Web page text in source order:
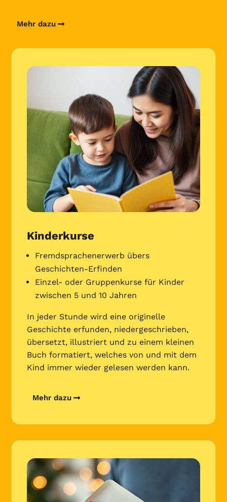
Mehr dazu
Kinderkurse
Fremdsprachenerwerb übers
Geschichten-Erfinden
Einzel- oder Gruppenkurse für Kinder
zwischen 5 und 10 Jahren
In jeder Stunde wird eine originelle
Geschichte erfunden, niedergeschrieben,
übersetzt, illustriert und zu einem kleinen
Buch formatiert, welches von und mit dem
Kind immer wieder gelesen werden kann.
Mehr dazu